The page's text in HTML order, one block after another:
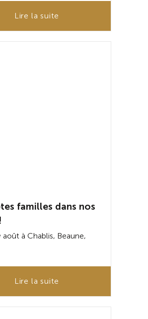
Lire la suite
familles dans nos
août à Chablis, Beaune,
Lire la suite